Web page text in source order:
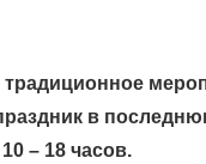
традиционное
в
10 – 18 часов.